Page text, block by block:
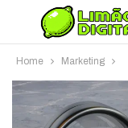
Home Marketing